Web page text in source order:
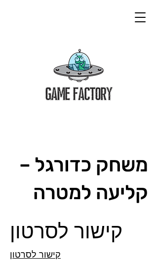
משחק כדורגל –
קליעה למטרה
קישור לסרטון
קישור לסרטון